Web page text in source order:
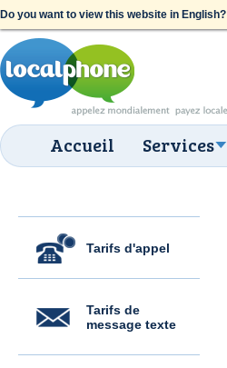
Do you want to view this website in English?
Accueil Services
Tarifs d'appel
Tarifs de
message texte